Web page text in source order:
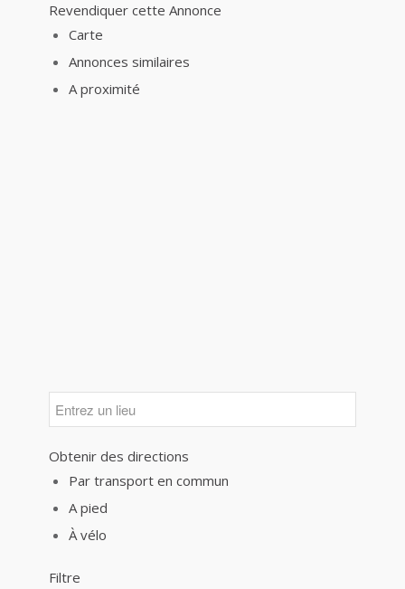
Revendiquer cette Annonce
Carte
Annonces similaires
A proximité
Obtenir des directions
Par transport en commun
A pied
À vélo
Filtre